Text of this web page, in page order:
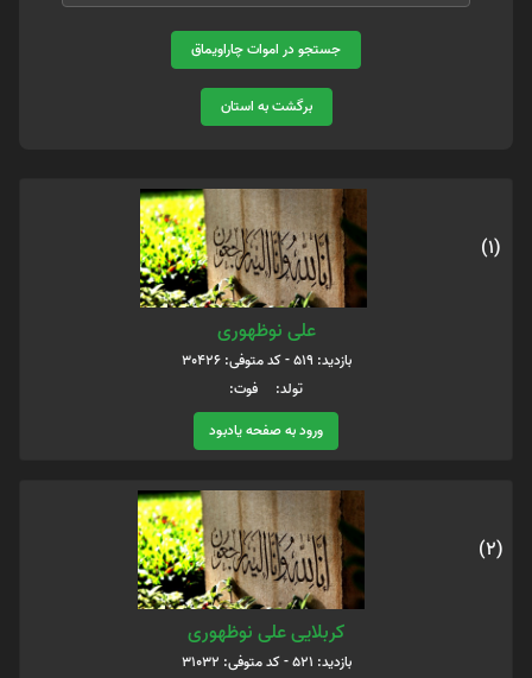
جستجو در اموات چاراویماق
برگشت به استان
(1)
علی نوظهوری
بازدید: 519 - کد متوفی: 30426
تولد: فوت:
ورود به صفحه یادبود
(2)
کربلایی علی نوظهوری
بازدید: 521 - کد متوفی: 31032